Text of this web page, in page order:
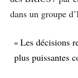
dans un groupe
« Les décisions
plus puissantes